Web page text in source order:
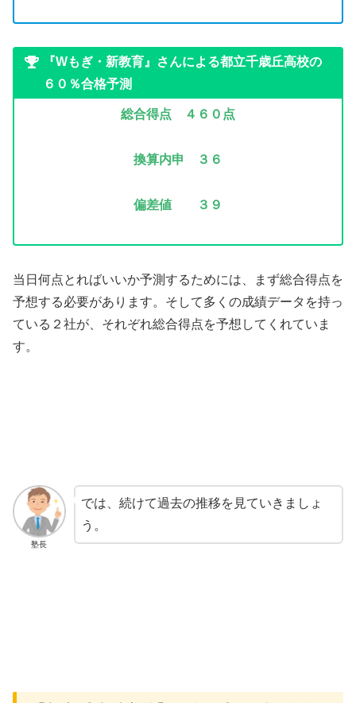
『Wもぎ・新教育』さんによる都立千歳丘高校の
６０％合格予測
総合得点 ４６０点
換算内申 ３６
偏差値 ３９
当日何点とればいいか予測するためには、まず総合得点を
予想する必要があります。そして多くの成績データを持っ
ている２社が、それぞれ総合得点を予想してくれていま
す。
塾長
では、続けて過去の推移を見ていきましょ
う。